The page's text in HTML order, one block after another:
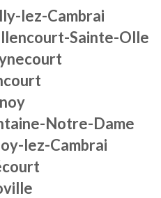
lez-Cambrai
Sainte-Olle
Notre-Dame
lez-Cambrai